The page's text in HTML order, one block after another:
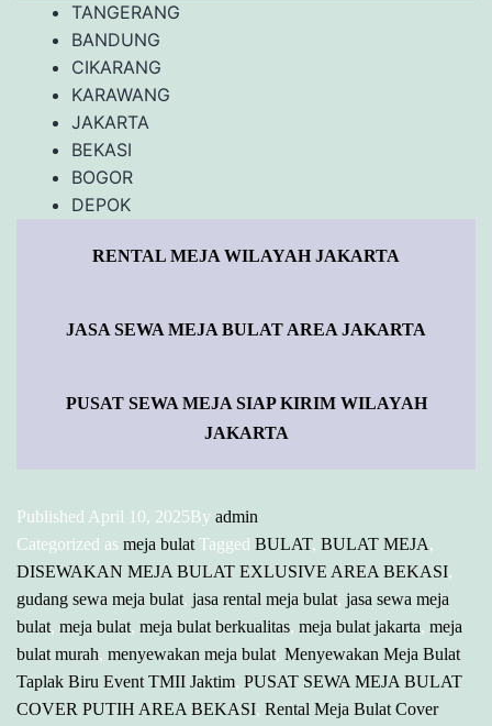
TANGERANG
BANDUNG
CIKARANG
KARAWANG
JAKARTA
BEKASI
BOGOR
DEPOK
RENTAL MEJA WILAYAH JAKARTA
JASA SEWA MEJA BULAT AREA JAKARTA
PUSAT SEWA MEJA SIAP KIRIM WILAYAH
JAKARTA
Published April 10, 2025By admin
Categorized as meja bulat Tagged BULAT, BULAT MEJA,
DISEWAKAN MEJA BULAT EXLUSIVE AREA BEKASI,
gudang sewa meja bulat, jasa rental meja bulat, jasa sewa meja
bulat, meja bulat, meja bulat berkualitas, meja bulat jakarta, meja
bulat murah, menyewakan meja bulat, Menyewakan Meja Bulat
Taplak Biru Event TMII Jaktim, PUSAT SEWA MEJA BULAT
COVER PUTIH AREA BEKASI, Rental Meja Bulat Cover